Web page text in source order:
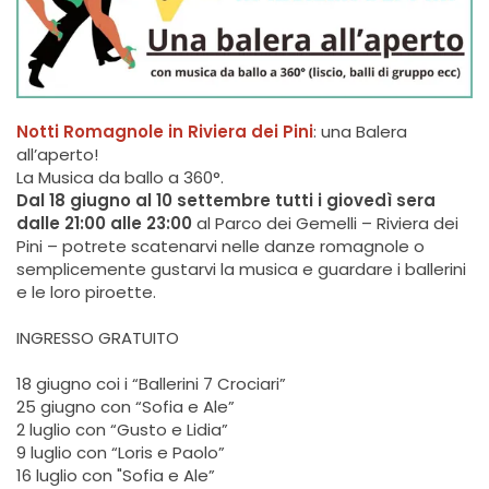
Notti Romagnole in Riviera dei Pini: una Balera
all’aperto!
La Musica da ballo a 360°.
Dal 18 giugno al 10 settembre tutti i giovedì sera
dalle 21:00 alle 23:00 al Parco dei Gemelli – Riviera dei
Pini – potrete scatenarvi nelle danze romagnole o
semplicemente gustarvi la musica e guardare i ballerini
e le loro piroette.
INGRESSO GRATUITO
18 giugno coi i “Ballerini 7 Crociari”
25 giugno con “Sofia e Ale”
2 luglio con “Gusto e Lidia”
9 luglio con “Loris e Paolo”
16 luglio con "Sofia e Ale”